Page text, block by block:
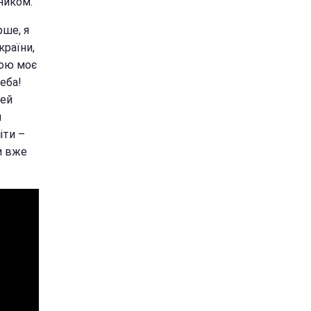
я
моє
–
вже